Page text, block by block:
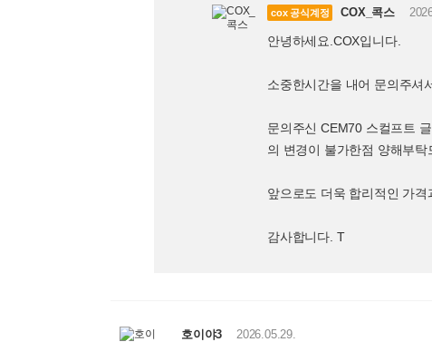
cox 공식계정 COX_콕스
안녕하세요.COX입니다.
소중한시간을 내어 문의주셔
문의주신 CEM70 스컬프트
의 변경이 불가한점 양해부탁
앞으로도 더욱 합리적인 가
감사합니다. T
호이야3 2026.05.29.